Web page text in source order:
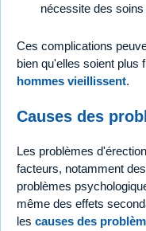
nécessite des
Ces complications
bien qu'elles soient plus
hommes vieillissent.
Causes des
Les problèmes
facteurs, notamment
problèmes
même des effets
les causes des